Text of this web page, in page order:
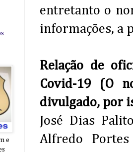
entretanto o
informações, a
Relação de
Covid-19 (O
divulgado, por
José Dias
Alfredo
e